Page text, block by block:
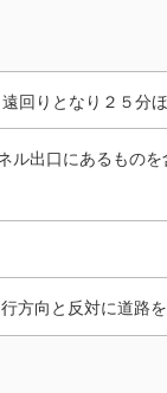
回りとなり２５分
出口にあるもの
向と反対に道路